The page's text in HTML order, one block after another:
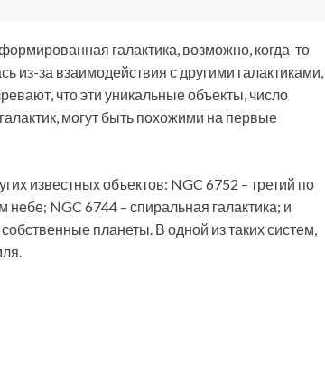
галактика, возможно, когда-то
из-за взаимодействия с другими галактиками,
что эти уникальные объекты, число
могут быть похожими на первые
известных объектов: NGC 6752 – третий по
NGC 6744 – спиральная галактика; и
планеты. В одной из таких систем,